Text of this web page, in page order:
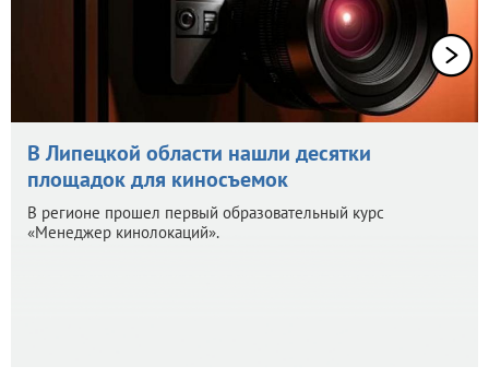
В Липецкой области нашли десятки
площадок для киносъемок
В регионе прошел первый образовательный курс
«Менеджер кинолокаций».